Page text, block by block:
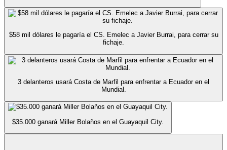
$58 mil dólares le pagaría el CS. Emelec a Javier Burrai, para cerrar su
fichaje.
3 delanteros usará Costa de Marfil para enfrentar a Ecuador en el
Mundial.
$35.000 ganará Miller Bolaños en el Guayaquil City.